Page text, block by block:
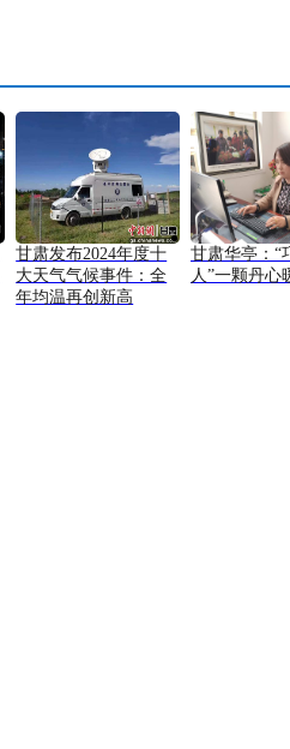
甘肃发布2024年度十
大天气气候事件：全
年均温再创新高
甘肃华亭：“
人”一颗丹心